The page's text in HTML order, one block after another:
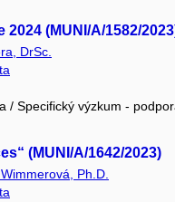
(MUNI/A/1582/
DrSc.
/ Specifický výzkum -
(MUNI/A/1642/2023)
Ph.D.